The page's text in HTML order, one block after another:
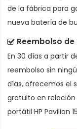
de la fábrica para
nueva batería de
Reembolso
En 30 días a partir
reembolso sin
días, ofrecemos el
gratuito en
portátil HP Pavilion